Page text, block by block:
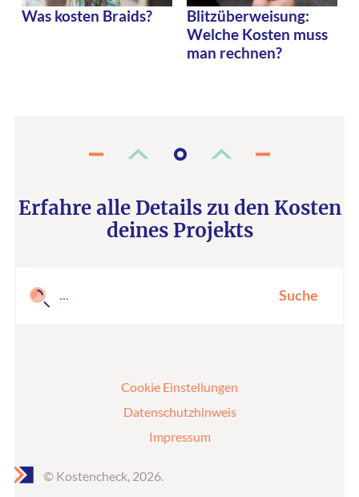
Was kosten Braids?
Blitzüberweisung:
Welche Kosten muss
man rechnen?
Erfahre alle Details zu den Kosten
deines Projekts
Suche
© Kostencheck, 2026.
Cookie Einstellungen
Datenschutzhinweis
Impressum